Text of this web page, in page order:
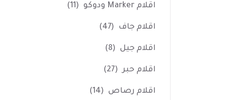
اقلام Marker ودوكو (11)
اقلام جاف (47)
اقلام جيل (8)
اقلام حبر (27)
اقلام رصاص (14)